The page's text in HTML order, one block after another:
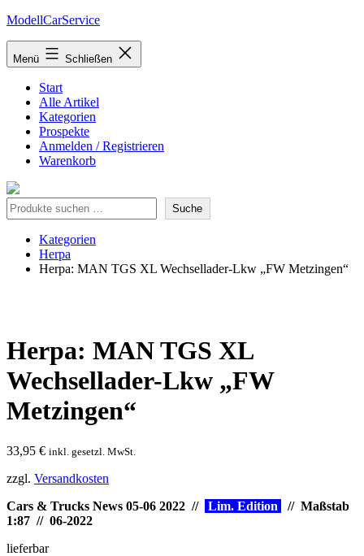
Zum
springen
ModellCarService
Menü Schließen
Start
Alle Artikel
Kategorien
Prospekte
Anmelden / Registrieren
Warenkorb
Suche Suche
Kategorien
Herpa
Herpa: MAN TGS XL Wechsellader-Lkw „FW Metzingen“
Herpa: MAN TGS XL
Wechsellader-Lkw „FW
Metzingen“
33,95 € inkl. gesetzl. MwSt.
zzgl. Versandkosten
Cars & Trucks News 05-06 2022 //
Lim. Edition
// Maßstab
1:87 // 06-2022
lieferbar